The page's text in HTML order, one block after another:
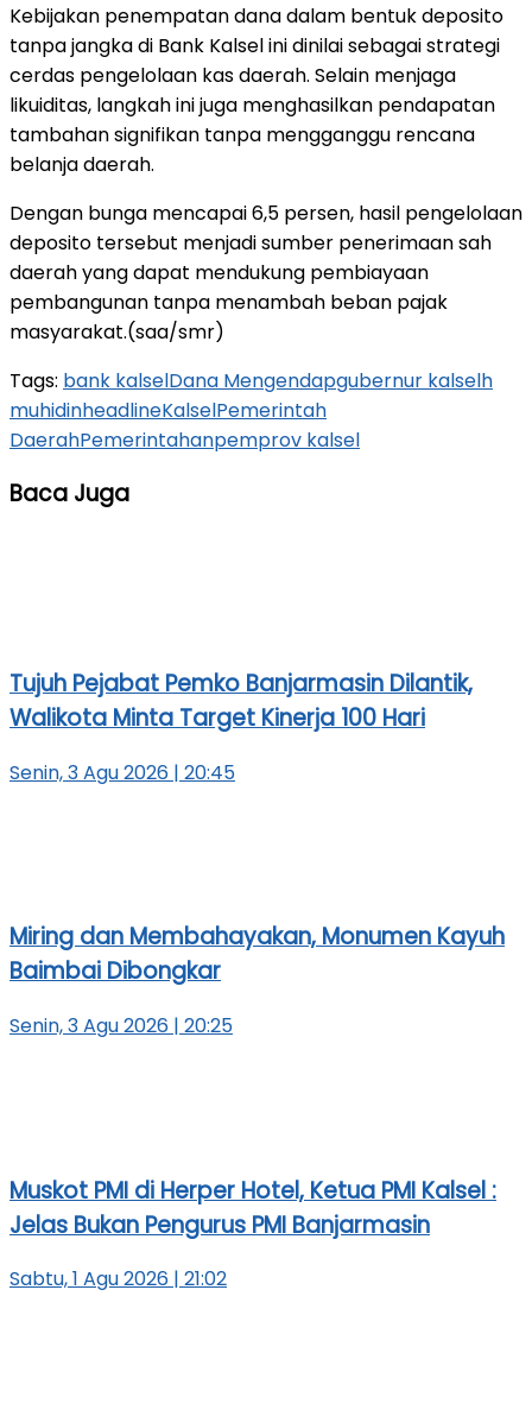
Kebijakan penempatan dana dalam bentuk deposito
tanpa jangka di Bank Kalsel ini dinilai sebagai strategi
cerdas pengelolaan kas daerah. Selain menjaga
likuiditas, langkah ini juga menghasilkan pendapatan
tambahan signifikan tanpa mengganggu rencana
belanja daerah.
Dengan bunga mencapai 6,5 persen, hasil pengelolaan
deposito tersebut menjadi sumber penerimaan sah
daerah yang dapat mendukung pembiayaan
pembangunan tanpa menambah beban pajak
masyarakat.(saa/smr)
Tags: bank kalselDana Mengendapgubernur kalselh
muhidinheadlineKalselPemerintah
DaerahPemerintahanpemprov kalsel
Baca Juga
Tujuh Pejabat Pemko Banjarmasin Dilantik,
Walikota Minta Target Kinerja 100 Hari
Senin, 3 Agu 2026 | 20:45
Miring dan Membahayakan, Monumen Kayuh
Baimbai Dibongkar
Senin, 3 Agu 2026 | 20:25
Muskot PMI di Herper Hotel, Ketua PMI Kalsel :
Jelas Bukan Pengurus PMI Banjarmasin
Sabtu, 1 Agu 2026 | 21:02